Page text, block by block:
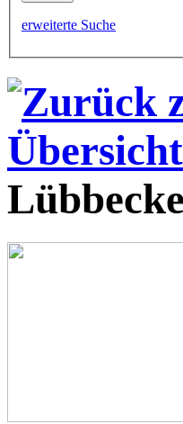
erweiterte Suche